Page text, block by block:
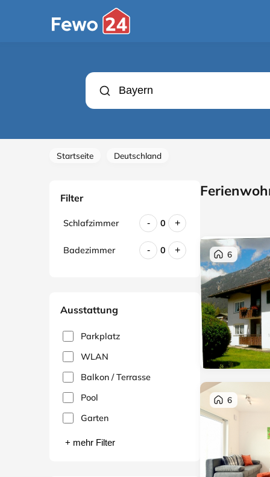
Startseite Deutschland
Filter
Schlafzimmer - 0 +
Badezimmer - 0 +
Ausstattung
Parkplatz
WLAN
Balkon / Terrasse
Pool
Garten
+ mehr Filter
6
6